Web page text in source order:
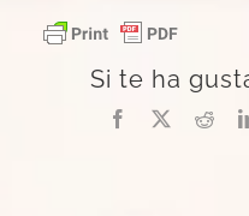
Si te ha
Facebook
X